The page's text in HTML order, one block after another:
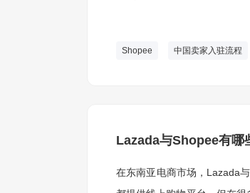
Shopee 中国卖家入驻流程
Lazada与Shopee有哪
在东南亚电商市场，Lazada